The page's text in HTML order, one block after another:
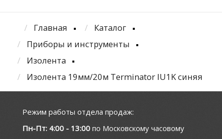
Главная
Каталог
Приборы и инструменты
Изолента
Изолента 19мм/20м Terminator IU1K синяя
Режим работы отдела продаж:
Пн-Пт: 4:00 - 13:00 по Московскому часовому